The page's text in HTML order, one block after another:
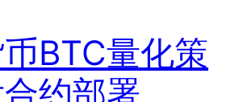
BTC量化策
约部署